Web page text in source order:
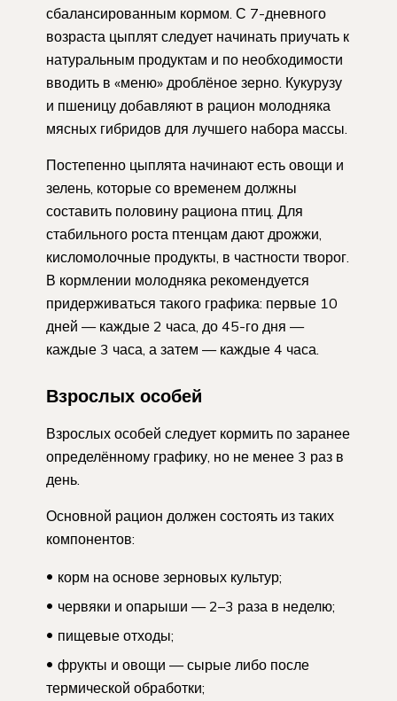
сбалансированным кормом. С 7-дневного
возраста цыплят следует начинать приучать к
натуральным продуктам и по необходимости
вводить в «меню» дроблёное зерно. Кукурузу
и пшеницу добавляют в рацион молодняка
мясных гибридов для лучшего набора массы.
Постепенно цыплята начинают есть овощи и
зелень, которые со временем должны
составить половину рациона птиц. Для
стабильного роста птенцам дают дрожжи,
кисломолочные продукты, в частности творог.
В кормлении молодняка рекомендуется
придерживаться такого графика: первые 10
дней — каждые 2 часа, до 45-го дня —
каждые 3 часа, а затем — каждые 4 часа.
Взрослых особей
Взрослых особей следует кормить по заранее
определённому графику, но не менее 3 раз в
день.
Основной рацион должен состоять из таких
компонентов:
корм на основе зерновых культур;
червяки и опарыши — 2–3 раза в неделю;
пищевые отходы;
фрукты и овощи — сырые либо после
термической обработки;